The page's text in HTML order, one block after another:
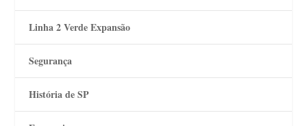
Linha 2 Verde Expansão
Segurança
História de SP